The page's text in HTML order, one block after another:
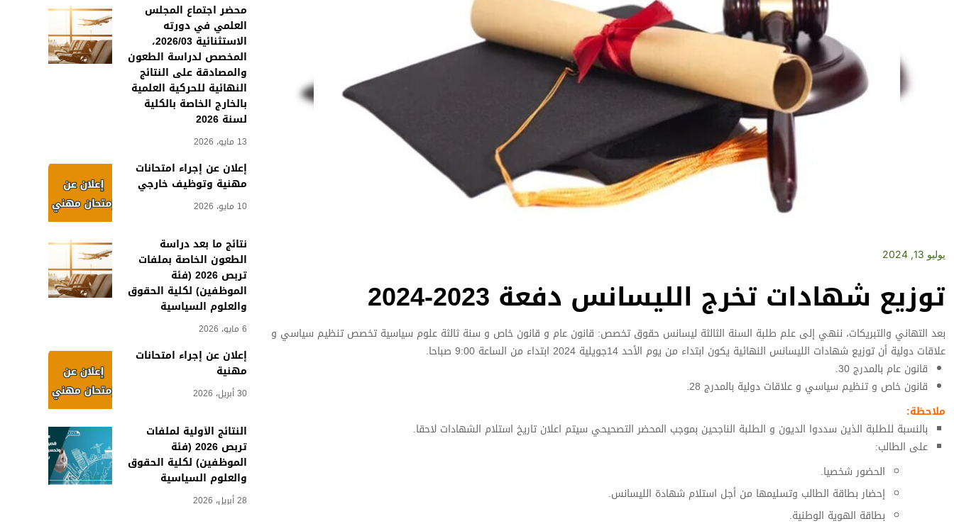
محضر اجتماع المجلس
العلمي في دورته
الاستثنائية 2026/03،
المخصص لدراسة الطعون
والمصادقة على النتائج
النهائية للحركية العلمية
بالخارج الخاصة بالكلية
لسنة 2026
13 مايو، 2026
إعلان عن إجراء امتحانات
مهنية وتوظيف خارجي
10 مايو، 2026
نتائج ما بعد دراسة
الطعون الخاصة بملفات
تربص 2026 (فئة
الموظفين) لكلية الحقوق
والعلوم السياسية
6 مايو، 2026
إعلان عن إجراء امتحانات
مهنية
30 أبريل، 2026
النتائج الأولية لملفات
تربص 2026 (فئة
الموظفين) لكلية الحقوق
والعلوم السياسية
28 أبريل، 2026
يوليو 13, 2024
توزيع شهادات تخرج الليسانس دفعة 2023-2024
بعد التهاني والتبريكات، ننهي إلى علم طلبة السنة الثالثة ليسانس حقوق تخصص: قانون عام و قانون خاص و سنة ثالثة علوم سياسية تخصص تنظيم سياسي و
علاقات دولية أن توزيع شهادات الليسانس النهائية يكون ابتداء من يوم الأحد 14جويلية 2024 ابتداء من الساعة 9:00 صباحا.
قانون عام بالمدرج 30.
قانون خاص و تنظيم سياسي و علاقات دولية بالمدرج 28.
ملاحظة:
بالنسبة للطلبة الذين سددوا الديون و الطلبة الناجحين بموجب المحضر التصحيحي سيتم اعلان تاريخ استلام الشهادات لاحقا.
على الطالب:
الحضور شخصيا.
إحضار بطاقة الطالب وتسليمها من أجل استلام شهادة الليسانس.
بطاقة الهوية الوطنية.